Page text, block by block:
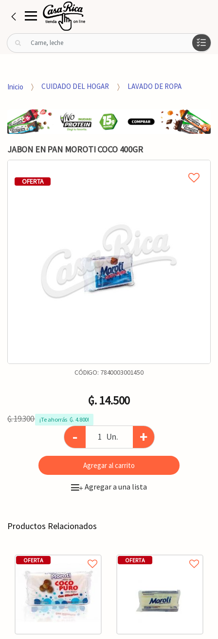
B
u
rInicio CUIDADO DEL HOGAR LAVADO DE ROPA
JABON EN PAN MOROTI COCO 400GR
OFERTA
CÓDIGO: 7840003001450
₲. 14.500
₲. 19.300 ¡Te ahorrás  ₲. 4.800!
- Un. +
Agregar al carrito
+Agregar a una lista
Productos Relacionados
OFERTA OFERTA